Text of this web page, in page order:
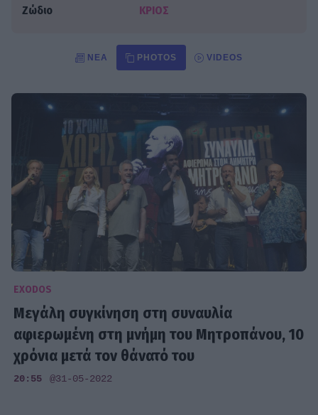
Ζώδιο
ΚΡΙΟΣ
ΝΈΑ PHOTOS VIDEOS
EXODOS
Μεγάλη συγκίνηση στη συναυλία
αφιερωμένη στη μνήμη του Μητροπάνου, 10
χρόνια μετά τον θάνατό του
20:55 @31-05-2022